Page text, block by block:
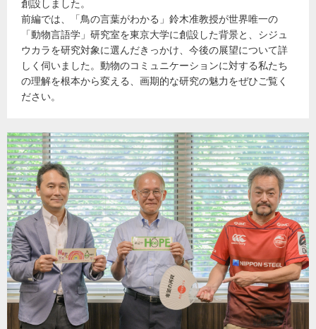
創設しました。
前編では、「鳥の言葉がわかる」鈴木准教授が世界唯一の
「動物言語学」研究室を東京大学に創設した背景と、シジュ
ウカラを研究対象に選んだきっかけ、今後の展望について詳
しく伺いました。動物のコミュニケーションに対する私たち
の理解を根本から変える、画期的な研究の魅力をぜひご覧く
ださい。